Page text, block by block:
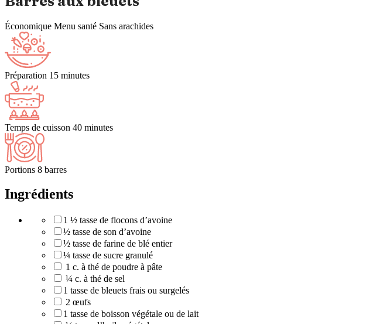
Économique Menu santé Sans arachides
Préparation 15 minutes
Temps de cuisson 40 minutes
Portions 8 barres
Ingrédients
1 ½ tasse de flocons d’avoine
½ tasse de son d’avoine
½ tasse de farine de blé entier
¼ tasse de sucre granulé
1 c. à thé de poudre à pâte
¼ c. à thé de sel
1 tasse de bleuets frais ou surgelés
2 œufs
1 tasse de boisson végétale ou de lait